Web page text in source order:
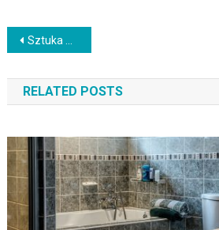
Nawigacja
wpisu
Sztuka Wystawiania Ozdób na Półkach: Przykłady Aranżacji
RELATED POSTS